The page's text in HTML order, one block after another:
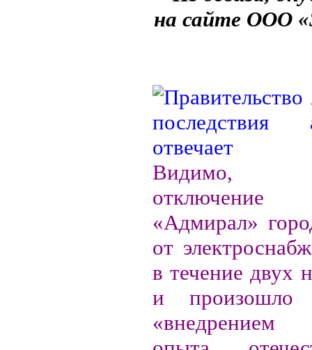
на сайте ООО
Видимо,
отключение
«Адмирал»
от
в течение двух
и
«внедрением